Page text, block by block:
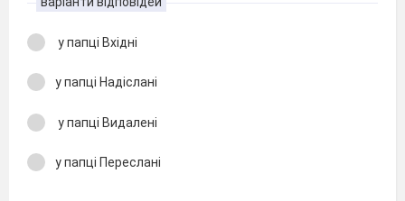
у папці Вхідні
у папці Надіслані
у папці Видалені
у папці Переслані